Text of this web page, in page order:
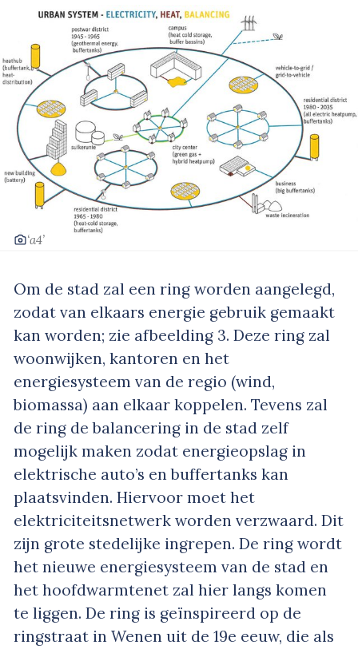
‘a4’
Om de stad zal een ring worden aangelegd,
zodat van elkaars energie gebruik gemaakt
kan worden; zie afbeelding 3. Deze ring zal
woonwijken, kantoren en het
energiesysteem van de regio (wind,
biomassa) aan elkaar koppelen. Tevens zal
de ring de balancering in de stad zelf
mogelijk maken zodat energieopslag in
elektrische auto’s en buffertanks kan
plaatsvinden. Hiervoor moet het
elektriciteitsnetwerk worden verzwaard. Dit
zijn grote stedelijke ingrepen. De ring wordt
het nieuwe energiesysteem van de stad en
het hoofdwarmtenet zal hier langs komen
te liggen. De ring is geïnspireerd op de
ringstraat in Wenen uit de 19e eeuw, die als